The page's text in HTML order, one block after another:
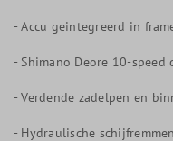
- Accu geintegreerd in
- Shimano Deore 10-
- Verdende zadelpen en
- Hydraulische schijfremmen